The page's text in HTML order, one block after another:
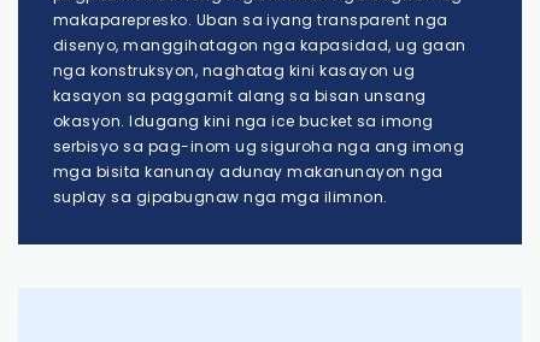
makaparepresko. Uban sa iyang transparent nga
disenyo, manggihatagon nga kapasidad, ug gaan
nga konstruksyon, naghatag kini kasayon ​​​​ug
kasayon ​​​​sa paggamit alang sa bisan unsang
okasyon. Idugang kini nga ice bucket sa imong
serbisyo sa pag-inom ug siguroha nga ang imong
mga bisita kanunay adunay makanunayon nga
suplay sa gipabugnaw nga mga ilimnon.